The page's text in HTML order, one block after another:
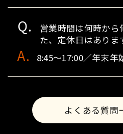
営業時間は何時から
た、定休日はありま
8:45～17:00／年末年
よくある質問